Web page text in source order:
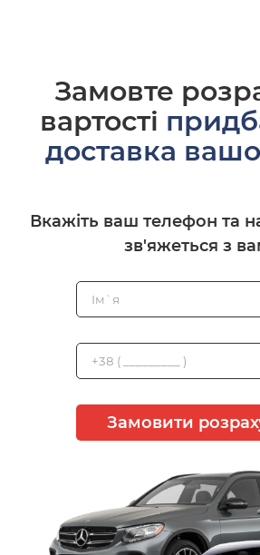
Замовте
вартості
доставка
Вкажіть ваш телефон та
зв'яжеться з
Замовити